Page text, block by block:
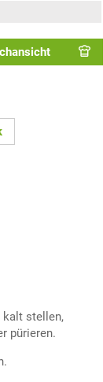
kalt stellen,
pürieren.